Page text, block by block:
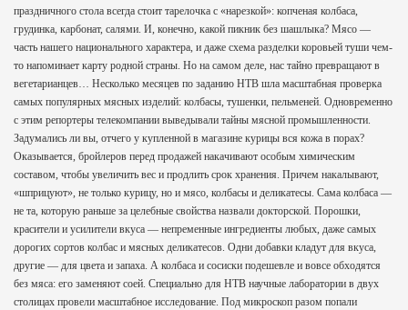
праздничного стола всегда стоит тарелочка с «нарезкой»: копченая колбаса,
грудинка, карбонат, салями. И, конечно, какой пикник без шашлыка? Мясо —
часть нашего национального характера, и даже схема разделки коровьей туши чем-
то напоминает карту родной страны. Но на самом деле, нас тайно превращают в
вегетарианцев… Несколько месяцев по заданию НТВ шла масштабная проверка
самых популярных мясных изделий: колбасы, тушенки, пельменей. Одновременно
с этим репортеры телекомпании выведывали тайны мясной промышленности.
Задумались ли вы, отчего у купленной в магазине курицы вся кожа в порах?
Оказывается, бройлеров перед продажей накачивают особым химическим
составом, чтобы увеличить вес и продлить срок хранения. Причем накалывают,
«шприцуют», не только курицу, но и мясо, колбасы и деликатесы. Сама колбаса —
не та, которую раньше за целебные свойства назвали докторской. Порошки,
красители и усилители вкуса — непременные ингредиенты любых, даже самых
дорогих сортов колбас и мясных деликатесов. Одни добавки кладут для вкуса,
другие — для цвета и запаха. А колбаса и сосиски подешевле и вовсе обходятся
без мяса: его заменяют соей. Специально для НТВ научные лаборатории в двух
столицах провели масштабное исследование. Под микроскоп разом попали